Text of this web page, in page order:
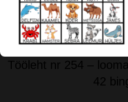
Tööleht nr 254 –
42